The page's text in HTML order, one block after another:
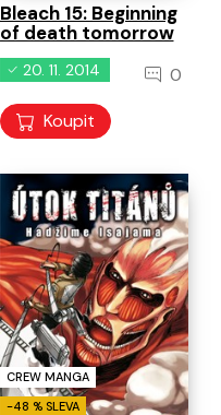
Bleach 15: Beginning
of death tomorrow
20. 11. 2014 0
Koupit
CREW MANGA
-48 % SLEVA